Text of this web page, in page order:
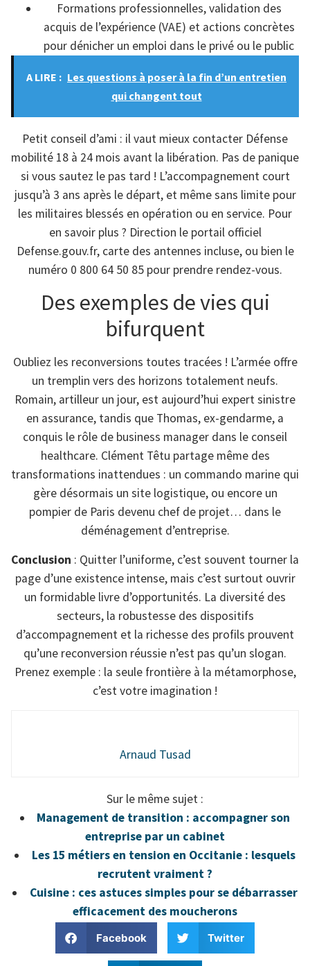
Formations professionnelles, validation des
acquis de l’expérience (VAE) et actions concrètes
pour dénicher un emploi dans le privé ou le public
A LIRE : Les questions à poser à la fin d’un entretien
qui changent tout
Petit conseil d’ami : il vaut mieux contacter Défense
mobilité 18 à 24 mois avant la libération. Pas de panique
si vous sautez le pas tard ! L’accompagnement court
jusqu’à 3 ans après le départ, et même sans limite pour
les militaires blessés en opération ou en service. Pour
en savoir plus ? Direction le portail officiel
Defense.gouv.fr, carte des antennes incluse, ou bien le
numéro 0 800 64 50 85 pour prendre rendez-vous.
Des exemples de vies qui
bifurquent
Oubliez les reconversions toutes tracées ! L’armée offre
un tremplin vers des horizons totalement neufs.
Romain, artilleur un jour, est aujourd’hui expert sinistre
en assurance, tandis que Thomas, ex-gendarme, a
conquis le rôle de business manager dans le conseil
healthcare. Clément Têtu partage même des
transformations inattendues : un commando marine qui
gère désormais un site logistique, ou encore un
pompier de Paris devenu chef de projet… dans le
déménagement d’entreprise.
Conclusion : Quitter l’uniforme, c’est souvent tourner la
page d’une existence intense, mais c’est surtout ouvrir
un formidable livre d’opportunités. La diversité des
secteurs, la robustesse des dispositifs
d’accompagnement et la richesse des profils prouvent
qu’une reconversion réussie n’est pas qu’un slogan.
Prenez exemple : la seule frontière à la métamorphose,
c’est votre imagination !
Arnaud Tusad
Sur le même sujet :
Management de transition : accompagner son
entreprise par un cabinet
Les 15 métiers en tension en Occitanie : lesquels
recrutent vraiment ?
Cuisine : ces astuces simples pour se débarrasser
efficacement des moucherons
Facebook Twitter